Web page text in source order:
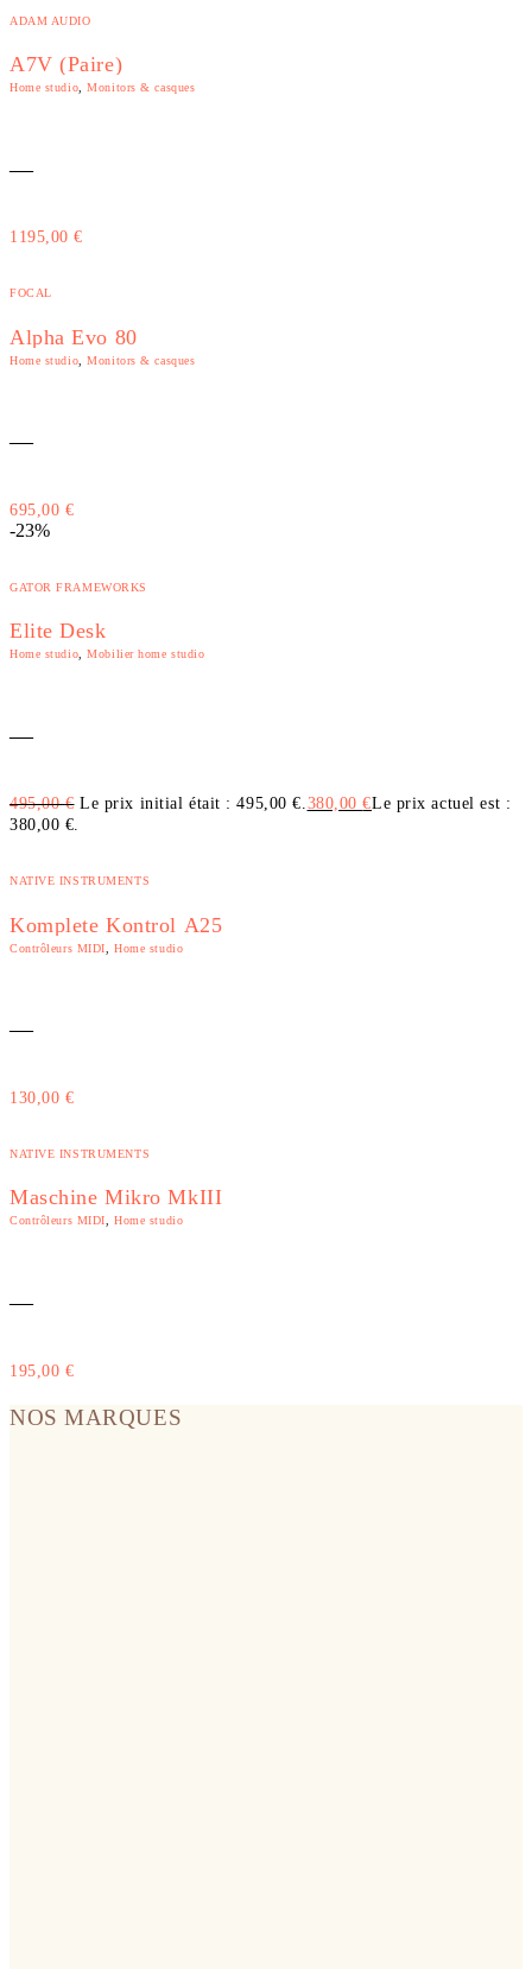
ADAM AUDIO
A7V (Paire)
Home studio ,Monitors & casques
—
1195,00€
FOCAL
Alpha Evo 80
Home studio ,Monitors & casques
—
695,00 €
-23%
GATOR FRAMEWORKS
Elite Desk
Home studio,Mobilier home studio
—
495,00€ Le prix initial était : 495,00 €.380,00€Le prix actuel est :
380,00 €.
NATIVE INSTRUMENTS
Komplete Kontrol A25
Contrôleurs MIDI ,Home studio
—
130,00 €
NATIVE INSTRUMENTS
Maschine Mikro MkIII
Contrôleurs MIDI,Home studio
—
195,00 €
NOS MARQUES